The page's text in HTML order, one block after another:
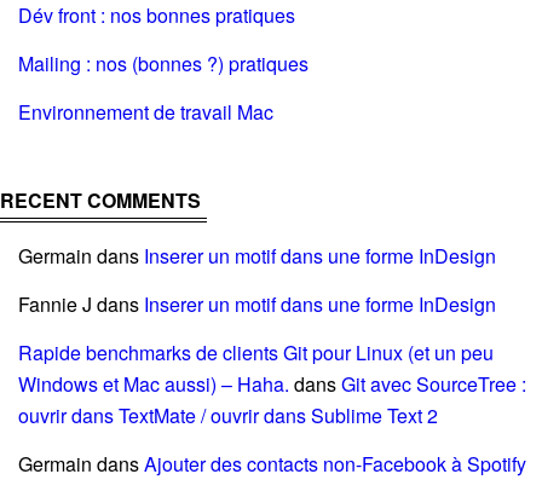
Dév front : nos bonnes pratiques
Mailing : nos (bonnes ?) pratiques
Environnement de travail Mac
RECENT COMMENTS
Germain dans Inserer un motif dans une forme InDesign
Fannie J dans Inserer un motif dans une forme InDesign
Rapide benchmarks de clients Git pour Linux (et un peu
Windows et Mac aussi) – Haha. dansGit avec SourceTree :
ouvrir dans TextMate / ouvrir dans Sublime Text 2
Germain dansAjouter des contacts non-Facebook à Spotify